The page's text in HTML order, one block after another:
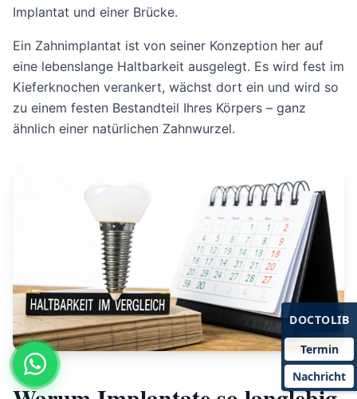
Implantat und einer Brücke.
Ein Zahnimplantat ist von seiner Konzeption her auf
eine lebenslange Haltbarkeit ausgelegt. Es wird fest im
Kieferknochen verankert, wächst dort ein und wird so
zu einem festen Bestandteil Ihres Körpers – ganz
ähnlich einer natürlichen Zahnwurzel.
DOCTOLIB
Termin
Nachricht